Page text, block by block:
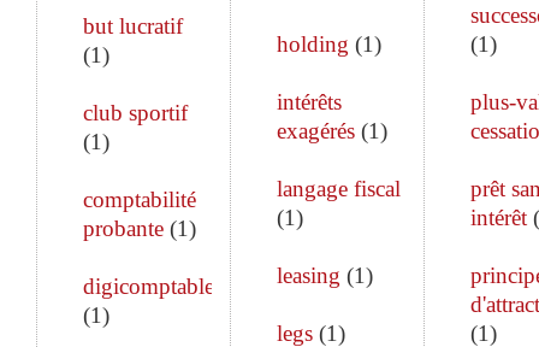
but lucratif
(1)
club sportif
(1)
comptabilité
probante (1)
digicomptable
(1)
holding (1)
intérêts
exagérés(1)
langage fiscal
(1)
leasing (1)
legs(1)
(1)
plus-
prêt
intérêt(
(1)